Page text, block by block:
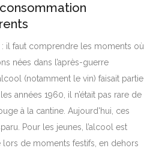
: il faut comprendre les moments où
nées dans l’après-guerre
(notamment le vin) faisait partie
années 1960, il n’était pas rare de
à la cantine. Aujourd'hui, ces
Pour les jeunes, l’alcool est
de moments festifs, en dehors